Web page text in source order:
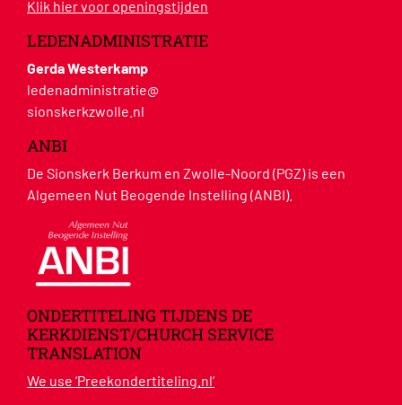
Klik hier voor openingstijden
LEDENADMINISTRATIE
Gerda Westerkamp
ledenadministratie@
sionskerkzwolle.nl
ANBI
De Sionskerk Berkum en Zwolle-Noord (PGZ) is een
Algemeen Nut Beogende Instelling (ANBI).
ONDERTITELING TIJDENS DE
KERKDIENST/CHURCH SERVICE
TRANSLATION
We use ‘Preekondertiteling.nl’